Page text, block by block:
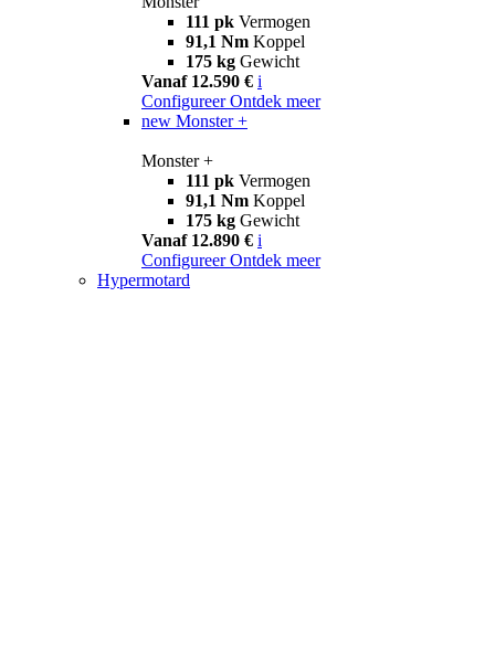
111 pk Vermogen
91,1 Nm Koppel
175 kg Gewicht
Vanaf 12.590 € i
Configureer Ontdek meer
new Monster +
Monster +
111 pk Vermogen
91,1 Nm Koppel
175 kg Gewicht
Vanaf 12.890 € i
Configureer Ontdek meer
Hypermotard